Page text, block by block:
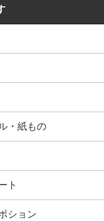
・紙もの
ト
ション